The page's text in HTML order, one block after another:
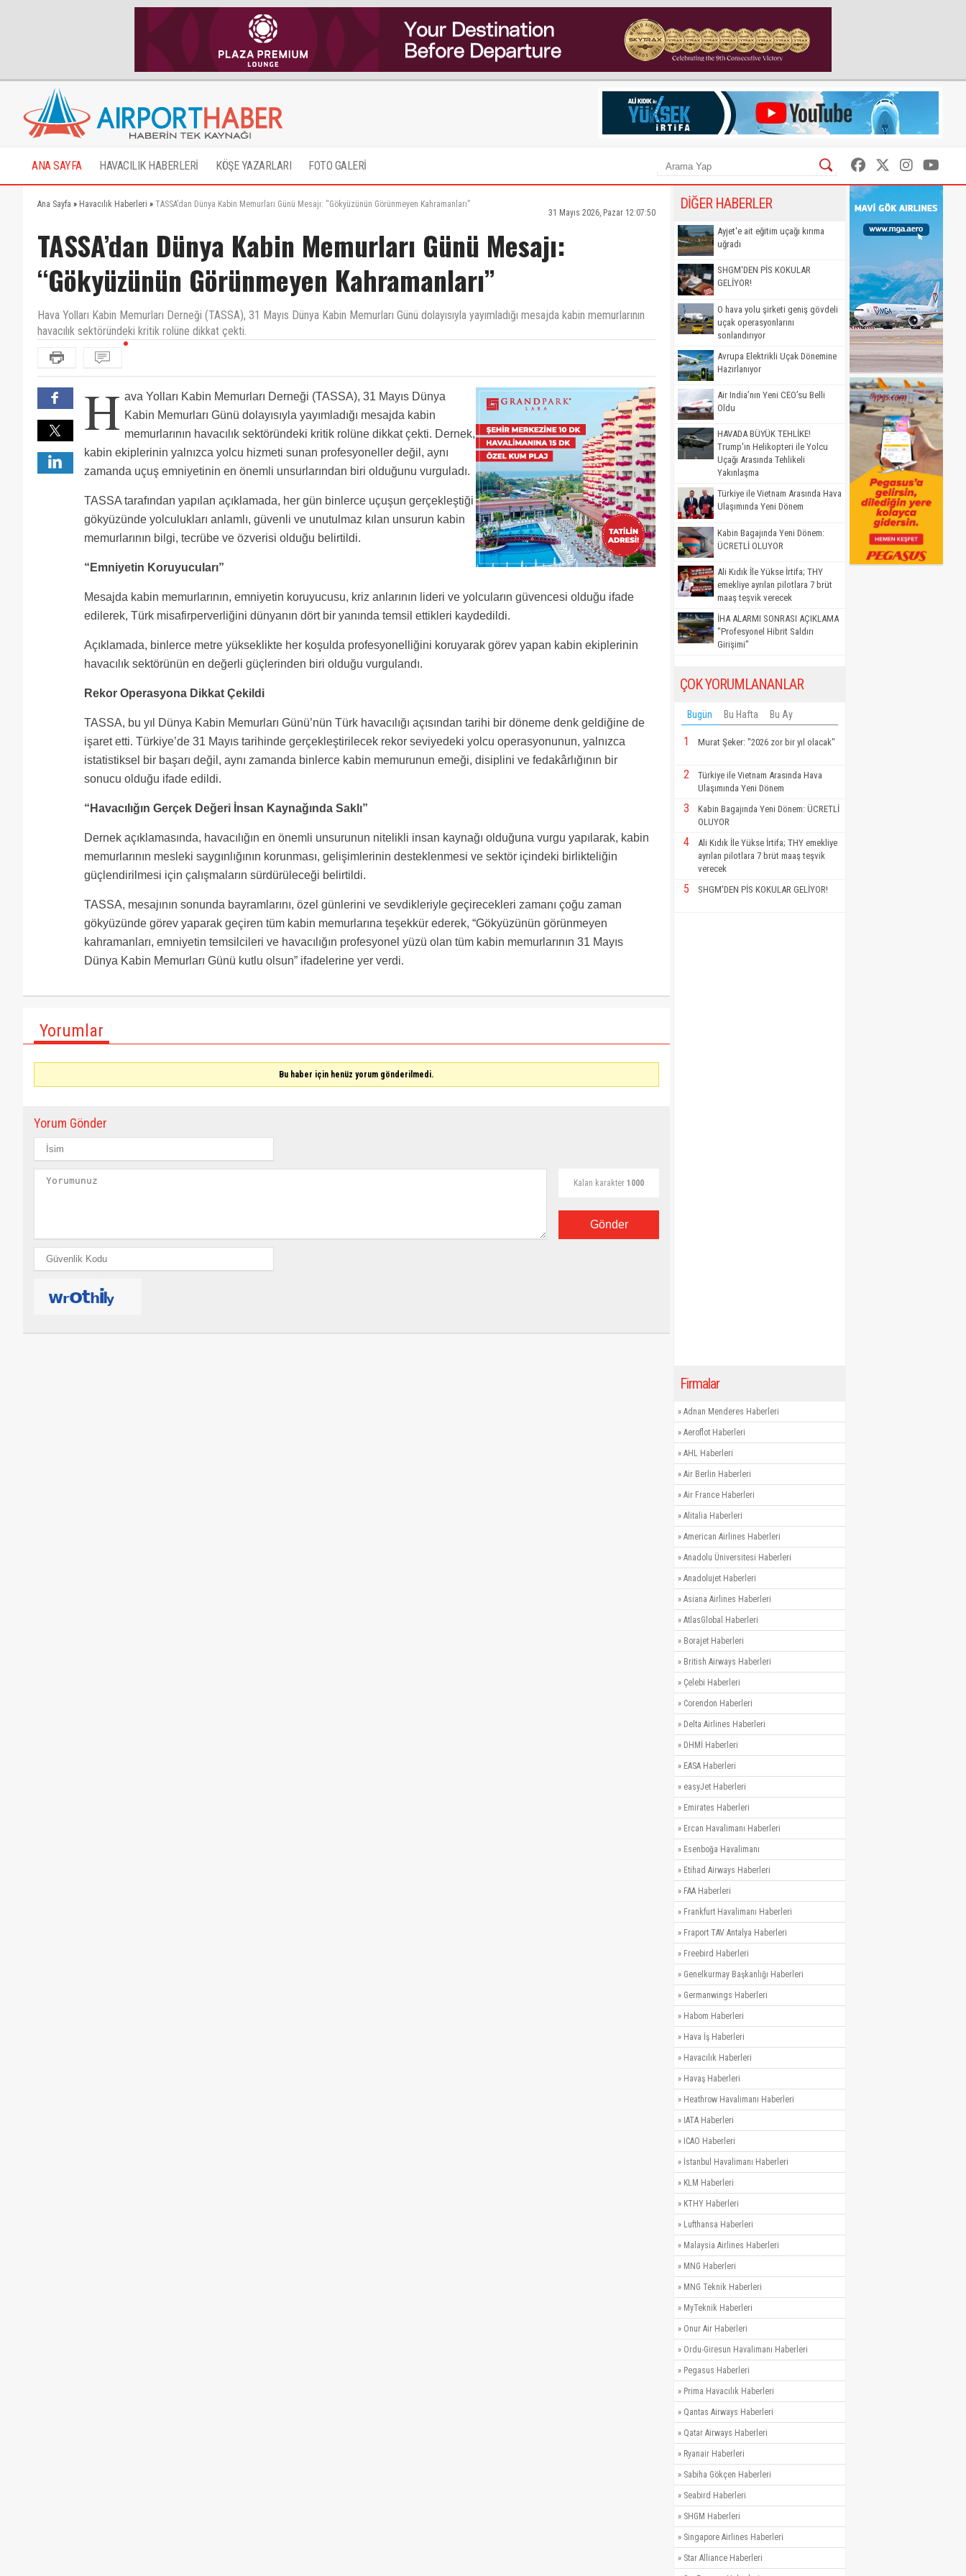
ANA SAYFA HAVACILIK HABERLERİ KÖŞE YAZARLARI FOTO GALERİ
Ana Sayfa » Havacılık Haberleri » TASSA’dan Dünya Kabin Memurları Günü Mesajı: “Gökyüzünün Görünmeyen Kahramanları”
31 Mayıs 2026, Pazar 12:07:50
TASSA’dan Dünya Kabin Memurları Günü Mesajı:
“Gökyüzünün Görünmeyen Kahramanları”
Hava Yolları Kabin Memurları Derneği (TASSA), 31 Mayıs Dünya Kabin Memurları Günü dolayısıyla yayımladığı mesajda kabin memurlarının
havacılık sektöründeki kritik rolüne dikkat çekti.
H ava Yolları Kabin Memurları Derneği (TASSA), 31 Mayıs Dünya
Kabin Memurları Günü dolayısıyla yayımladığı mesajda kabin
memurlarının havacılık sektöründeki kritik rolüne dikkat çekti. Dernek,
kabin ekiplerinin yalnızca yolcu hizmeti sunan profesyoneller değil, aynı
zamanda uçuş emniyetinin en önemli unsurlarından biri olduğunu vurguladı.
TASSA tarafından yapılan açıklamada, her gün binlerce uçuşun gerçekleştiği
gökyüzünde yolculukları anlamlı, güvenli ve unutulmaz kılan unsurun kabin
memurlarının bilgi, tecrübe ve özverisi olduğu belirtildi.
“Emniyetin Koruyucuları”
Mesajda kabin memurlarının, emniyetin koruyucusu, kriz anlarının lideri ve yolcuların güvencesi olduğu ifade
edilerek, Türk misafirperverliğini dünyanın dört bir yanında temsil ettikleri kaydedildi.
Açıklamada, binlerce metre yükseklikte her koşulda profesyonelliğini koruyarak görev yapan kabin ekiplerinin
havacılık sektörünün en değerli güçlerinden biri olduğu vurgulandı.
Rekor Operasyona Dikkat Çekildi
TASSA, bu yıl Dünya Kabin Memurları Günü’nün Türk havacılığı açısından tarihi bir döneme denk geldiğine de
işaret etti. Türkiye’de 31 Mayıs tarihinde gerçekleştirilecek rekor seviyedeki yolcu operasyonunun, yalnızca
istatistiksel bir başarı değil, aynı zamanda binlerce kabin memurunun emeği, disiplini ve fedakârlığının bir
sonucu olduğu ifade edildi.
“Havacılığın Gerçek Değeri İnsan Kaynağında Saklı”
Dernek açıklamasında, havacılığın en önemli unsurunun nitelikli insan kaynağı olduğuna vurgu yapılarak, kabin
memurlarının mesleki saygınlığının korunması, gelişimlerinin desteklenmesi ve sektör içindeki birlikteliğin
güçlendirilmesi için çalışmaların sürdürüleceği belirtildi.
TASSA, mesajının sonunda bayramlarını, özel günlerini ve sevdikleriyle geçirecekleri zamanı çoğu zaman
gökyüzünde görev yaparak geçiren tüm kabin memurlarına teşekkür ederek, “Gökyüzünün görünmeyen
kahramanları, emniyetin temsilcileri ve havacılığın profesyonel yüzü olan tüm kabin memurlarının 31 Mayıs
Dünya Kabin Memurları Günü kutlu olsun” ifadelerine yer verdi.
Yorumlar
Bu haber için henüz yorum gönderilmedi.
Yorum Gönder
Kalan karakter 1000
Gönder
DİĞER HABERLER
Ayjet'e ait eğitim uçağı kırıma
uğradı
SHGM'DEN PİS KOKULAR
GELİYOR!
O hava yolu şirketi geniş gövdeli
uçak operasyonlarını
sonlandırıyor
Avrupa Elektrikli Uçak Dönemine
Hazırlanıyor
Air India’nın Yeni CEO’su Belli
Oldu
HAVADA BÜYÜK TEHLİKE!
Trump'ın Helikopteri ile Yolcu
Uçağı Arasında Tehlikeli
Yakınlaşma
Türkiye ile Vietnam Arasında Hava
Ulaşımında Yeni Dönem
Kabin Bagajında Yeni Dönem:
ÜCRETLİ OLUYOR
Ali Kıdık İle Yükse İrtifa; THY
emekliye ayrılan pilotlara 7 brüt
maaş teşvik verecek
İHA ALARMI SONRASI AÇIKLAMA
"Profesyonel Hibrit Saldırı
Girişimi"
ÇOK YORUMLANANLAR
Bugün Bu Hafta Bu Ay
1 Murat Şeker: "2026 zor bir yıl olacak"
2
Türkiye ile Vietnam Arasında Hava
Ulaşımında Yeni Dönem
3
Kabin Bagajında Yeni Dönem: ÜCRETLİ
OLUYOR
4
Ali Kıdık İle Yükse İrtifa; THY emekliye
ayrılan pilotlara 7 brüt maaş teşvik
verecek
5 SHGM'DEN PİS KOKULAR GELİYOR!
Firmalar
» Adnan Menderes Haberleri
» Aeroflot Haberleri
» AHL Haberleri
» Air Berlin Haberleri
» Air France Haberleri
» Alitalia Haberleri
» American Airlines Haberleri
» Anadolu Üniversitesi Haberleri
» Anadolujet Haberleri
» Asiana Airlines Haberleri
» AtlasGlobal Haberleri
» Borajet Haberleri
» British Airways Haberleri
» Çelebi Haberleri
» Corendon Haberleri
» Delta Airlines Haberleri
» DHMİ Haberleri
» EASA Haberleri
» easyJet Haberleri
» Emirates Haberleri
» Ercan Havalimanı Haberleri
» Esenboğa Havalimanı
» Etihad Airways Haberleri
» FAA Haberleri
» Frankfurt Havalimanı Haberleri
» Fraport TAV Antalya Haberleri
» Freebird Haberleri
» Genelkurmay Başkanlığı Haberleri
» Germanwings Haberleri
» Habom Haberleri
» Hava İş Haberleri
» Havacılık Haberleri
» Havaş Haberleri
» Heathrow Havalimanı Haberleri
» IATA Haberleri
» ICAO Haberleri
» İstanbul Havalimanı Haberleri
» KLM Haberleri
» KTHY Haberleri
» Lufthansa Haberleri
» Malaysia Airlines Haberleri
» MNG Haberleri
» MNG Teknik Haberleri
» MyTeknik Haberleri
» Onur Air Haberleri
» Ordu-Giresun Havalimanı Haberleri
» Pegasus Haberleri
» Prima Havacılık Haberleri
» Qantas Airways Haberleri
» Qatar Airways Haberleri
» Ryanair Haberleri
» Sabiha Gökçen Haberleri
» Seabird Haberleri
» SHGM Haberleri
» Singapore Airlines Haberleri
» Star Alliance Haberleri